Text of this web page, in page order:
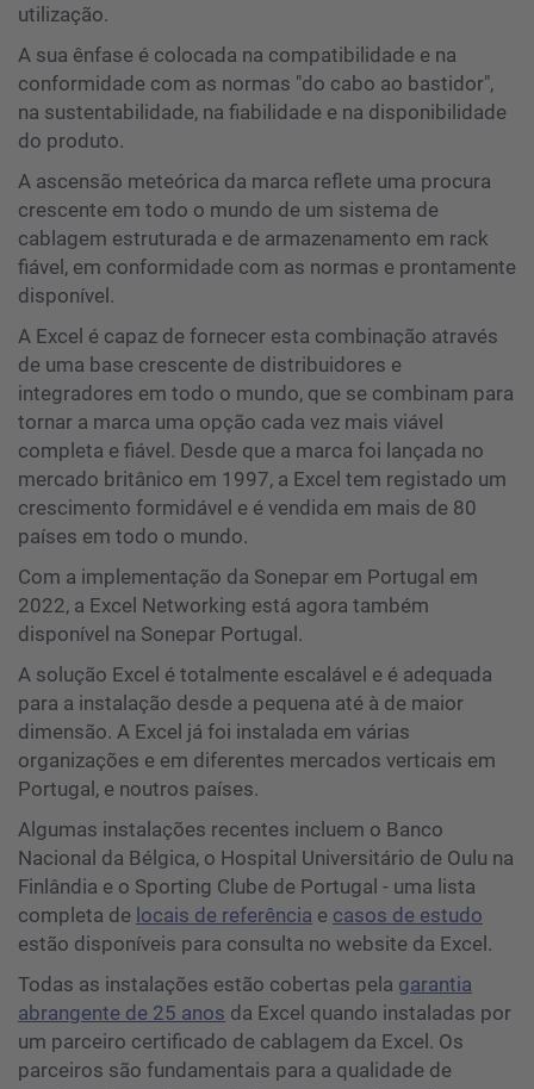
utilização.
A sua ênfase é colocada na compatibilidade e na
conformidade com as normas "do cabo ao bastidor",
na sustentabilidade, na fiabilidade e na disponibilidade
do produto.
A ascensão meteórica da marca reflete uma procura
crescente em todo o mundo de um sistema de
cablagem estruturada e de armazenamento em rack
fiável, em conformidade com as normas e prontamente
disponível.
A Excel é capaz de fornecer esta combinação através
de uma base crescente de distribuidores e
integradores em todo o mundo, que se combinam para
tornar a marca uma opção cada vez mais viável
completa e fiável. Desde que a marca foi lançada no
mercado britânico em 1997, a Excel tem registado um
crescimento formidável e é vendida em mais de 80
países em todo o mundo.
Com a implementação da Sonepar em Portugal em
2022, a Excel Networking está agora também
disponível na Sonepar Portugal.
A solução Excel é totalmente escalável e é adequada
para a instalação desde a pequena até à de maior
dimensão. A Excel já foi instalada em várias
organizações e em diferentes mercados verticais em
Portugal, e noutros países.
Algumas instalações recentes incluem o Banco
Nacional da Bélgica, o Hospital Universitário de Oulu na
Finlândia e o Sporting Clube de Portugal - uma lista
completa de locais de referência e casos de estudo
estão disponíveis para consulta no website da Excel.
Todas as instalações estão cobertas pela garantia
abrangente de 25 anos da Excel quando instaladas por
um parceiro certificado de cablagem da Excel. Os
parceiros são fundamentais para a qualidade de